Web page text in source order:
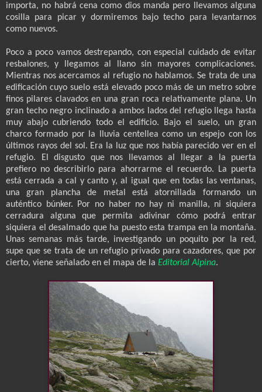
importa, no habrá cena como dios manda pero llevamos alguna
cosilla para picar y dormiremos bajo techo para levantarnos
como nuevos.
Poco a poco vamos destrepando, con especial cuidado de evitar
resbalones, y llegamos al llano sin mayores complicaciones.
Mientras nos acercamos al refugio no hablamos. Se trata de una
edificación cuyo suelo está elevado poco más de un metro sobre
finos pilares clavados en una gran roca relativamente plana. Un
gran techo negro inclinado a ambos lados del refugio llega hasta
muy abajo cubriendo todo el edificio. Bajo el suelo, un gran
charco formado por la lluvia centellea como un espejo con los
últimos rayos del sol. Era la luz que nos había parecido ver en el
refugio. El disgusto que nos llevamos al llegar a la puerta
prefiero no describirlo para ahorrarme el recuerdo. La puerta
está cerrada a cal y canto y, al igual que en todas las ventanas,
una gran plancha de metal está atornillada formando un
auténtico búnker. Por no haber no hay ni manilla, ni siquiera
cerradura alguna que permita adivinar cómo podrá entrar
siquiera el desalmado que ha puesto esta trampa en la montaña.
Unas semanas más tarde, investigando un poquito por la red,
supe que se trata de un refugio privado para cazadores, que por
cierto, viene señalado en el mapa de la Editorial Alpina.